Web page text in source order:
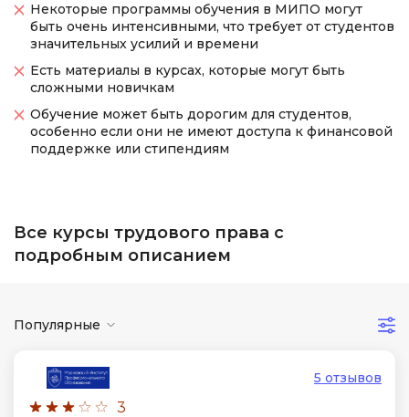
Некоторые программы обучения в МИПО могут
быть очень интенсивными, что требует от студентов
значительных усилий и времени
Есть материалы в курсах, которые могут быть
сложными новичкам
Обучение может быть дорогим для студентов,
особенно если они не имеют доступа к финансовой
поддержке или стипендиям
Все курсы трудового права с
подробным описанием
Популярные
3
5 отзывов